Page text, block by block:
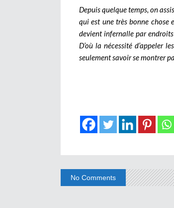
Depuis quelque temps, on
qui est une très bonne chose
devient infernalle par
D’où la nécessité d’appeler
seulement savoir se montrer
No Comments